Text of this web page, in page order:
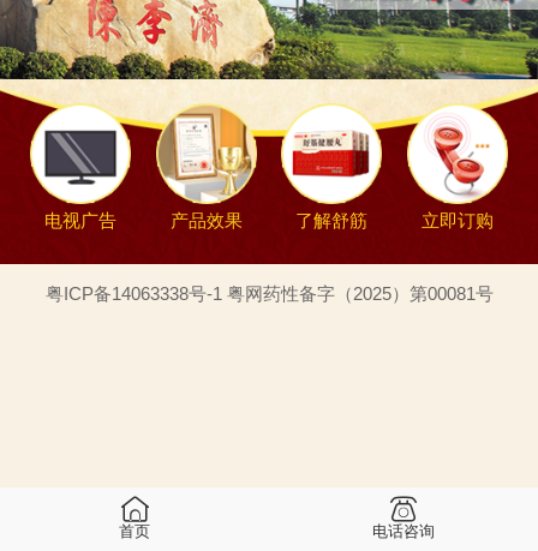
电视广告 产品效果 了解舒筋 立即订购
粤ICP备14063338号-1 粤网药性备字（2025）第00081号
首页 电话咨询